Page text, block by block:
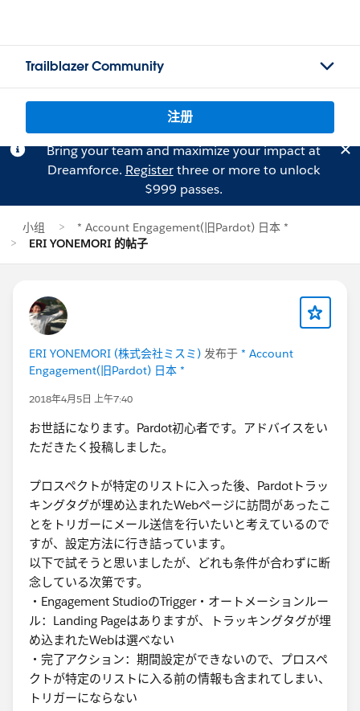
Trailblazer Community
注册
Bring your team and maximize your impact at
Dreamforce. Registerthree or more to unlock
$999 passes.
小组
* Account Engagement(旧Pardot) 日本 *
ERI YONEMORI 的帖子
ERI YONEMORI (株式会社ミスミ) 发布于 * Account
Engagement(旧Pardot) 日本 *
2018年4月5日 上午7:40
お世話になります。Pardot初心者です。アドバイスをい
ただきたく投稿しました。
プロスペクトが特定のリストに入った後、Pardotトラッ
キングタグが埋め込まれたWebページに訪問があったこ
とをトリガーにメール送信を行いたいと考えているので
すが、設定方法に行き詰っています。
以下で試そうと思いましたが、どれも条件が合わずに断
念している次第です。
・Engagement StudioのTrigger・オートメーションルー
ル：Landing Pageはありますが、トラッキングタグが埋
め込まれたWebは選べない
・完了アクション：期間設定ができないので、プロスペ
クトが特定のリストに入る前の情報も含まれてしまい、
トリガーにならない